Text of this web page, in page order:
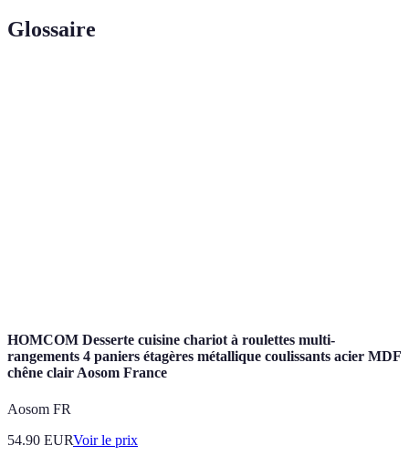
Glossaire
HOMCOM Desserte cuisine chariot à roulettes multi-
rangements 4 paniers étagères métallique coulissants acier MDF
chêne clair Aosom France
Aosom FR
54.90 EURVoir le prix